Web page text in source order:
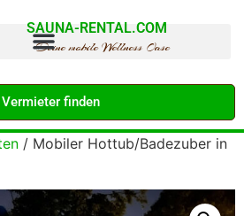
SAUNA-RENTAL.COM
Deine mobile Wellness Oase
Vermieter finden
/ Mobiler Hottub/Badezuber in